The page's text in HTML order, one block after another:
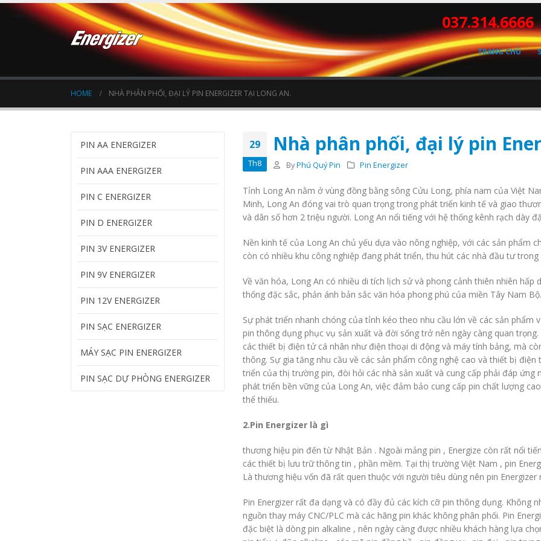
037.314.6666
TRANG CHỦ
HOME NHÀ PHÂN PHỐI, ĐẠI LÝ PIN ENERGIZER TẠI LONG AN.
29
Th8
Nhà phân phối, đại lý pin
By Phú Quý Pin Pin Energizer
Tỉnh Long An nằm ở vùng đồng bằng sông Cửu Long, phía nam của Việt
Minh, Long An đóng vai trò quan trọng trong phát triển kinh tế và giao
và dân số hơn 2 triệu người. Long An nổi tiếng với hệ thống kênh rạch dày
Nền kinh tế của Long An chủ yếu dựa vào nông nghiệp, với các sản phẩm
còn có nhiều khu công nghiệp đang phát triển, thu hút các nhà đầu tư
Về văn hóa, Long An có nhiều di tích lịch sử và phong cảnh thiên nhiên
thống đặc sắc, phản ánh bản sắc văn hóa phong phú của miền Tây Nam Bộ.
Sự phát triển nhanh chóng của tỉnh kéo theo nhu cầu lớn về các sản phẩm
pin thông dụng phục vụ sản xuất và đời sống trở nên ngày càng quan
các thiết bị điện tử cá nhân như điện thoại di động và máy tính bảng, mà
thông. Sự gia tăng nhu cầu về các sản phẩm công nghệ cao và thiết bị
triển của thị trường pin, đòi hỏi các nhà sản xuất và cung cấp phải đáp
phát triển bền vững của Long An, việc đảm bảo cung cấp pin chất lượng
thể thiếu.
2.Pin Energizer là gì
thương hiệu pin đến từ Nhật Bản . Ngoài mảng pin , Energize còn rất nổi
các thiết bị lưu trữ thông tin , phần mềm. Tại thị trường Việt Nam , pin
Là thương hiệu vốn đã rất quen thuộc với người tiêu dùng nên pin
Pin Energizer rất đa dạng và có đầy đủ các kích cỡ pin thông dụng. Không
nguồn thay máy CNC/PLC mà các hãng pin khác không phân phối. Pin
đặc biệt là dòng pin alkaline , nên ngày càng được nhiều khách hàng lựa
PIN AA ENERGIZER
PIN AAA ENERGIZER
PIN C ENERGIZER
PIN D ENERGIZER
PIN 3V ENERGIZER
PIN 9V ENERGIZER
PIN 12V ENERGIZER
PIN SẠC ENERGIZER
MÁY SẠC PIN ENERGIZER
PIN SẠC DỰ PHÒNG ENERGIZER